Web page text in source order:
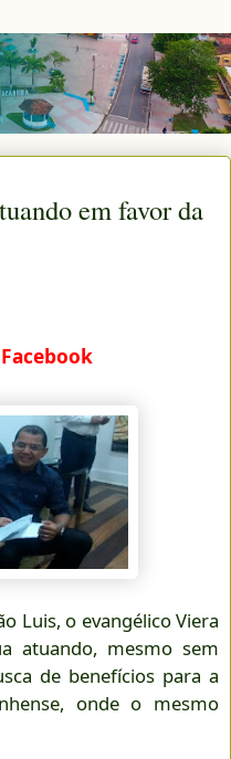
em favor da
Luis, o evangélico Viera
atuando, mesmo sem
de benefícios para a
onde o mesmo